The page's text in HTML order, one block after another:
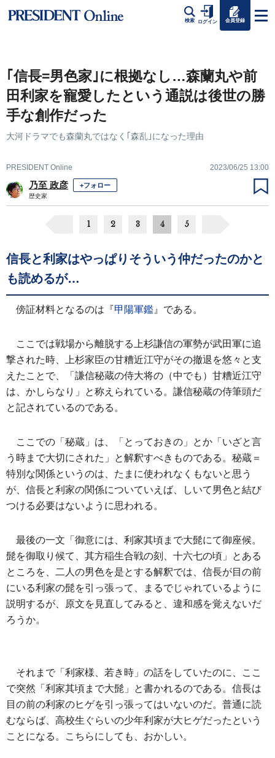
検索 ログイン 会員登録
｢信長=男色家｣に根拠なし…森蘭丸や前
田利家を寵愛したという通説は後世の勝
手な創作だった
大河ドラマでも森蘭丸ではなく｢森乱｣になった理由
PRESIDENT Online 2023/06/25 13:00
乃至 政彦 +フォロー
歴史家
1 2 3 4 5
信長と利家はやっぱりそういう仲だったのかと
も読めるが…
傍証材料となるのは『甲陽軍鑑 』である。
ここでは戦場から離脱する上杉謙信の軍勢が武田軍に追
撃された時、上杉家臣の甘糟近江守がその撤退を悠々と支
えたことで、「謙信秘蔵の侍大将の（中でも）甘糟近江守
は、かしらなり」と称えられている。謙信秘蔵の侍筆頭だ
と記されているのである。
ここでの「秘蔵」は、「とっておきの」とか「いざと言
う時まで大切にされた」と解釈すべきものである。秘蔵＝
特別な関係というのは、たまに使われなくもないと思う
が、信長と利家の関係についていえば、しいて男色と結び
つける必要はないように思われる。
最後の一文「御意には、利家其頃まで大髭にて御座候。
髭を御取り候て、其方稲生合戦の刻、十六七の頃」とある
ところを、二人の男色を是とする解釈では、信長が目の前
にいる利家の髭を引っ張って、まるでじゃれているように
説明するが、原文を見直してみると、違和感を覚えないだ
ろうか。
それまで「利家様、若き時」の話をしていたのに、ここ
で突然「利家其頃まで大髭」と書かれるのである。信長は
目の前の利家のヒゲを引っ張ってはいないのだ。普通に読
むならば、高校生ぐらいの少年利家が大ヒゲだったという
ことになる。こちらにしても、おかしい。